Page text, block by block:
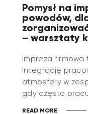
Pomysł na
powodów,
– warsztaty
Impreza firmowa
integrację
atmosfery w
gdy często
READ MORE